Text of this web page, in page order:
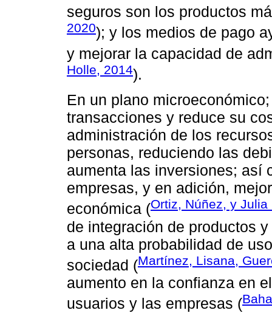
seguros son los productos
2020); y los medios de pago
y mejorar la capacidad de
Holle, 2014).
En un plano
transacciones y reduce su
administración de los
personas, reduciendo las
aumenta las inversiones; así
empresas, y en adición,
económica (Ortiz, Núñez, y Julia
de integración de productos
a una alta probabilidad de
sociedad (Martínez, Lisana,
aumento en la confianza en
usuarios y las empresas (